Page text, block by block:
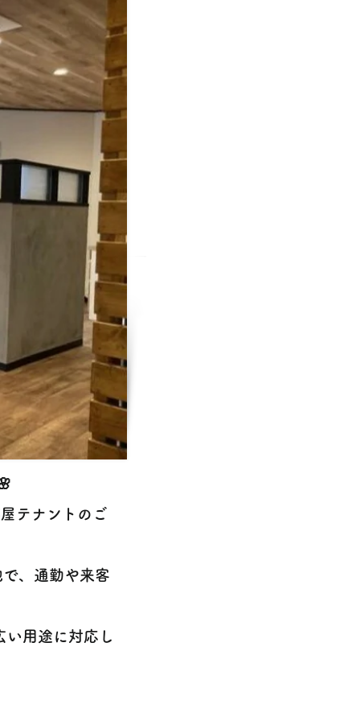
テナントのご
、通勤や来客
い用途に対応し